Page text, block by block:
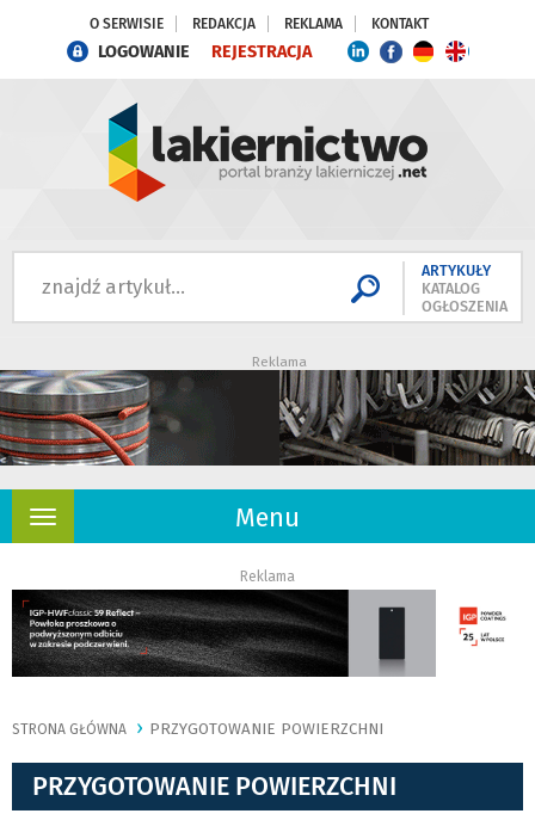
O SERWISIE REDAKCJA REKLAMA KONTAKT
LOGOWANIE REJESTRACJA
ARTYKUŁY
KATALOG
OGŁOSZENIA
Reklama
Menu
Rozwiń
Reklama
STRONA GŁÓWNA PRZYGOTOWANIE POWIERZCHNI
PRZYGOTOWANIE POWIERZCHNI